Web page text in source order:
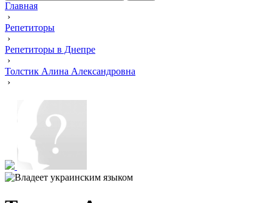
Главная
›
Репетиторы
›
Репетиторы в Днепре
›
Толстик Алина Александровна
›